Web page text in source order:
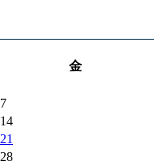
金
7
14
21
28